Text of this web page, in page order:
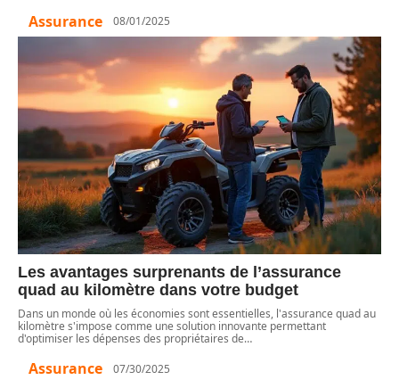
Assurance 08/01/2025
Les avantages surprenants de l’assurance
quad au kilomètre dans votre budget
Dans un monde où les économies sont essentielles, l'assurance quad au
kilomètre s'impose comme une solution innovante permettant
d'optimiser les dépenses des propriétaires de…
Assurance 07/30/2025